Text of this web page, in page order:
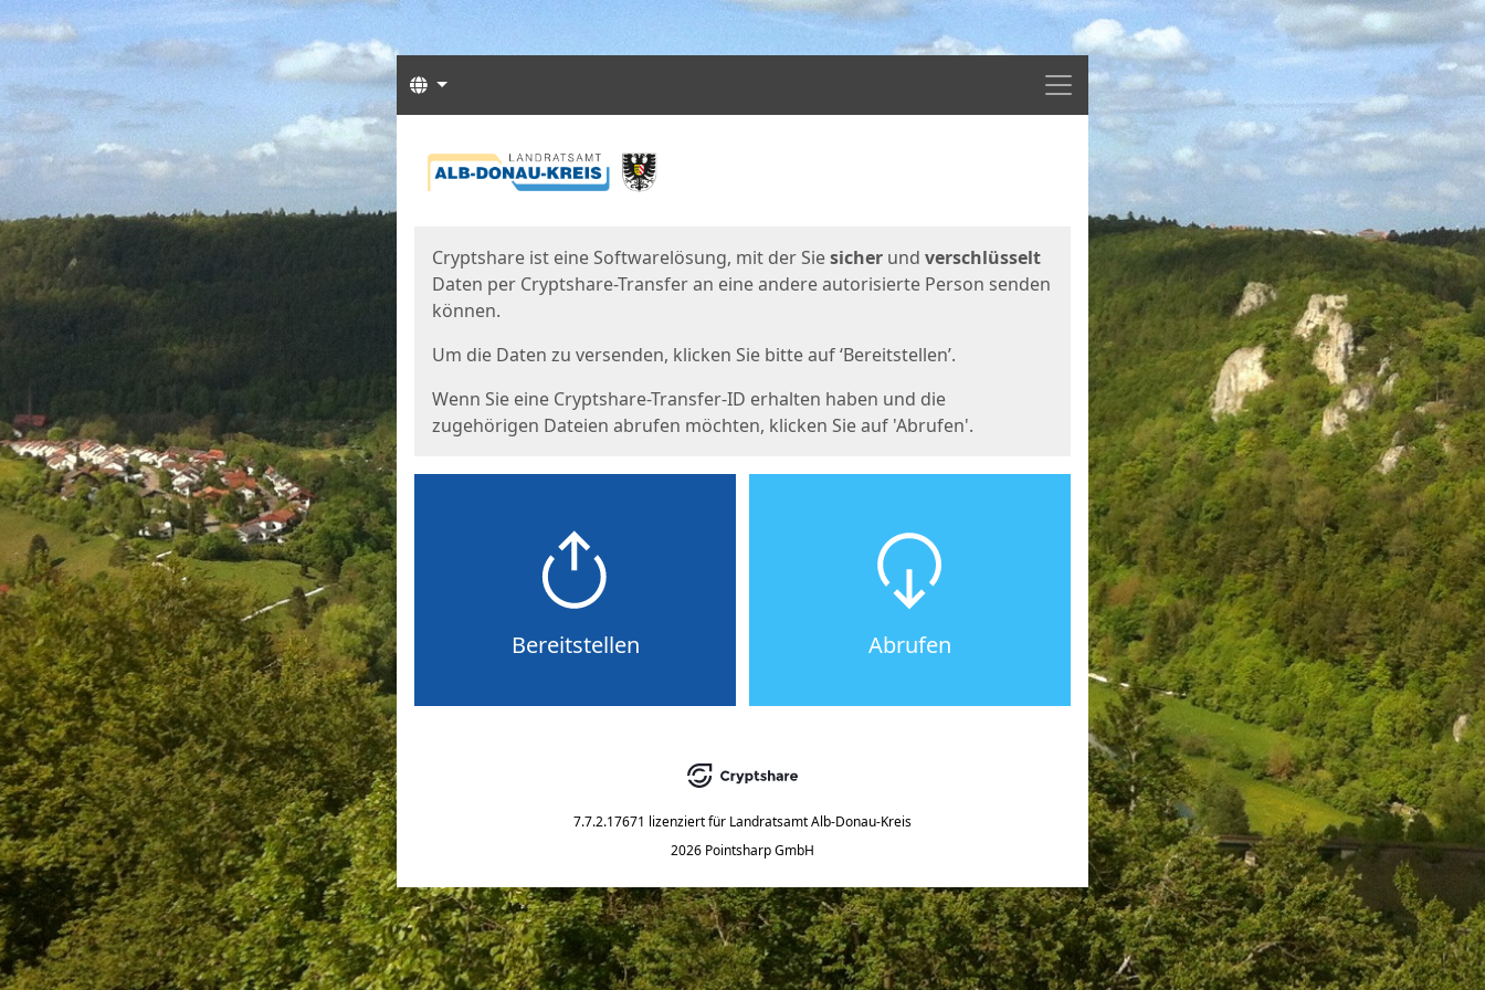
Menü
Sprachen
Cryptshare ist eine Softwarelösung, mit der Siesicher und verschlüsselt
Daten per Cryptshare-Transfer an eine andere autorisierte Person senden
können.
Um die Daten zu versenden, klicken Sie bitte auf ‘Bereitstellen’.
Wenn Sie eine Cryptshare-Transfer-ID erhalten haben und die
zugehörigen Dateien abrufen möchten, klicken Sie auf 'Abrufen'.
Bereitstellen Abrufen
7.7.2.17671 lizenziert für Landratsamt Alb-Donau-Kreis
2026 Pointsharp GmbH